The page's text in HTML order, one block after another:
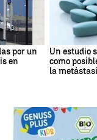
por un
en
Un estudio
como
la